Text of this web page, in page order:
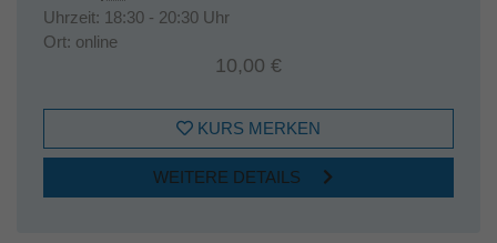
Uhrzeit: 18:30 - 20:30 Uhr
Ort: online
10,00 €
KURS MERKEN
WEITERE DETAILS